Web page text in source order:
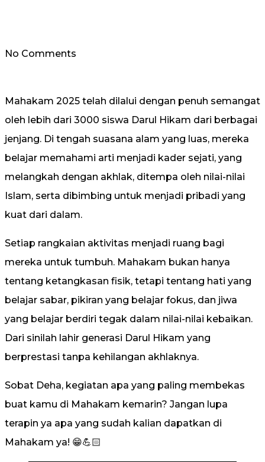
No Comments
Mahakam 2025 telah dilalui dengan penuh semangat
oleh lebih dari 3000 siswa Darul Hikam dari berbagai
jenjang. Di tengah suasana alam yang luas, mereka
belajar memahami arti menjadi kader sejati, yang
melangkah dengan akhlak, ditempa oleh nilai-nilai
Islam, serta dibimbing untuk menjadi pribadi yang
kuat dari dalam.
Setiap rangkaian aktivitas menjadi ruang bagi
mereka untuk tumbuh. Mahakam bukan hanya
tentang ketangkasan fisik, tetapi tentang hati yang
belajar sabar, pikiran yang belajar fokus, dan jiwa
yang belajar berdiri tegak dalam nilai-nilai kebaikan.
Dari sinilah lahir generasi Darul Hikam yang
berprestasi tanpa kehilangan akhlaknya.
Sobat Deha, kegiatan apa yang paling membekas
buat kamu di Mahakam kemarin? Jangan lupa
terapin ya apa yang sudah kalian dapatkan di
Mahakam ya! 😁💪🏻